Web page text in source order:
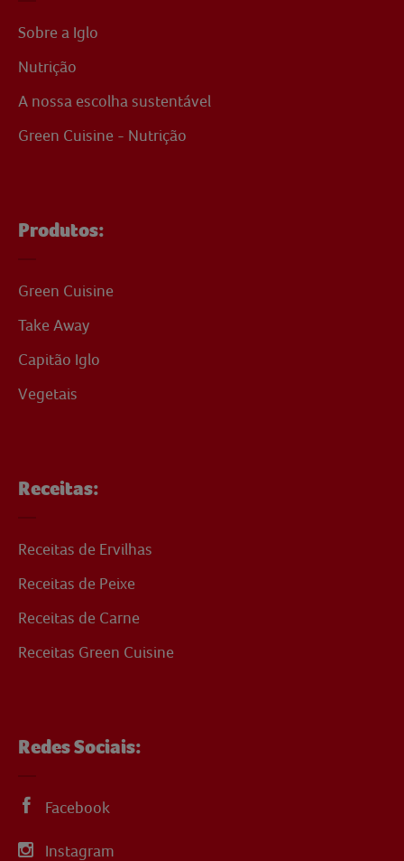
Sobre a Iglo
Nutrição
A nossa escolha sustentável
Green Cuisine - Nutrição
Produtos:
Green Cuisine
Take Away
Capitão Iglo
Vegetais
Receitas:
Receitas de Ervilhas
Receitas de Peixe
Receitas de Carne
Receitas Green Cuisine
Redes Sociais:
Facebook
Instagram